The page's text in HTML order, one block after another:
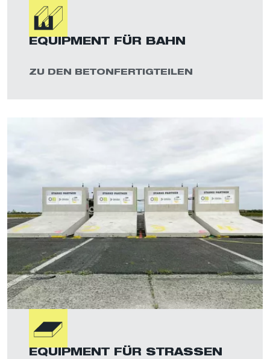
EQUIPMENT FÜR BAHN
ZU DEN BETONFERTIGTEILEN
EQUIPMENT FÜR STRASSEN